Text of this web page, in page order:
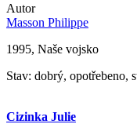
Autor
Masson Philippe
1995, Naše vojsko
Stav: dobrý, opotřebeno,
Cizinka Julie